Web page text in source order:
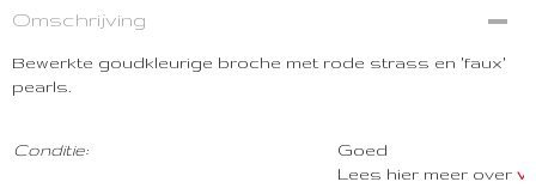
Omschrijving
Bewerkte goudkleurige broche met rode strass en 'faux'
pearls.
Conditie:
Goed
Lees hier meer over